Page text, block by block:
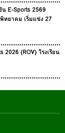
E-Sports 2569
ทยาคม เริ่มแข่ง 27
(ROV) โรงเรียน